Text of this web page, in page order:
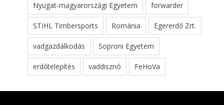
Nyugat-magyarországi Egyetem forwarder
STIHL Timbersports Románia Egererdő Zrt.
vadgazdálkodás Soproni Egyetem
erdőtelepítés vaddisznó FeHoVa